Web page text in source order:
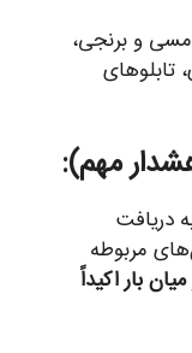
و برنجی،
تابلوهای
مهم):
دریافت
مربوطه
بار اکیداً